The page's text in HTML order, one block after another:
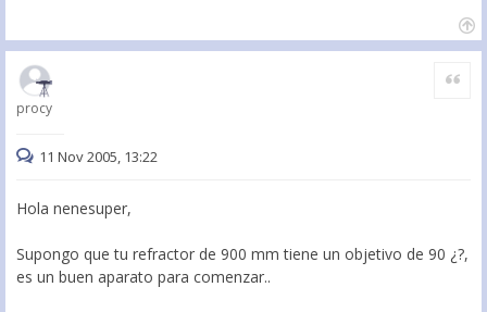
procy
Citar
11 Nov 2005, 13:22
Hola nenesuper,
Supongo que tu refractor de 900 mm tiene un objetivo de 90 ¿?,
es un buen aparato para comenzar..